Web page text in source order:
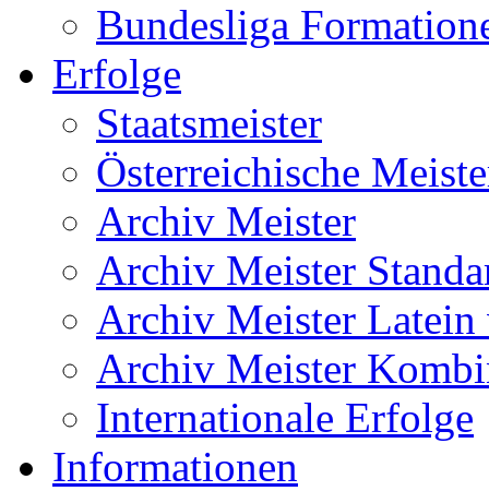
Bundesliga
Erfolge
Staatsmeister
Österreichische
Archiv Meister
Archiv Meister
Archiv Meister Latein
Archiv Meister
Internationale Erfolge
Informationen